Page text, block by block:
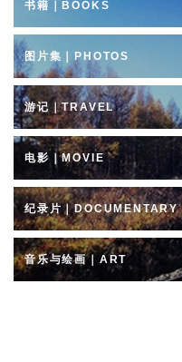
书籍｜BOOKS
图片集｜PHOTOS
游记｜TRAVEL
电影｜MOVIE
纪录片｜DOCUMENTARY
音乐与绘画｜ART